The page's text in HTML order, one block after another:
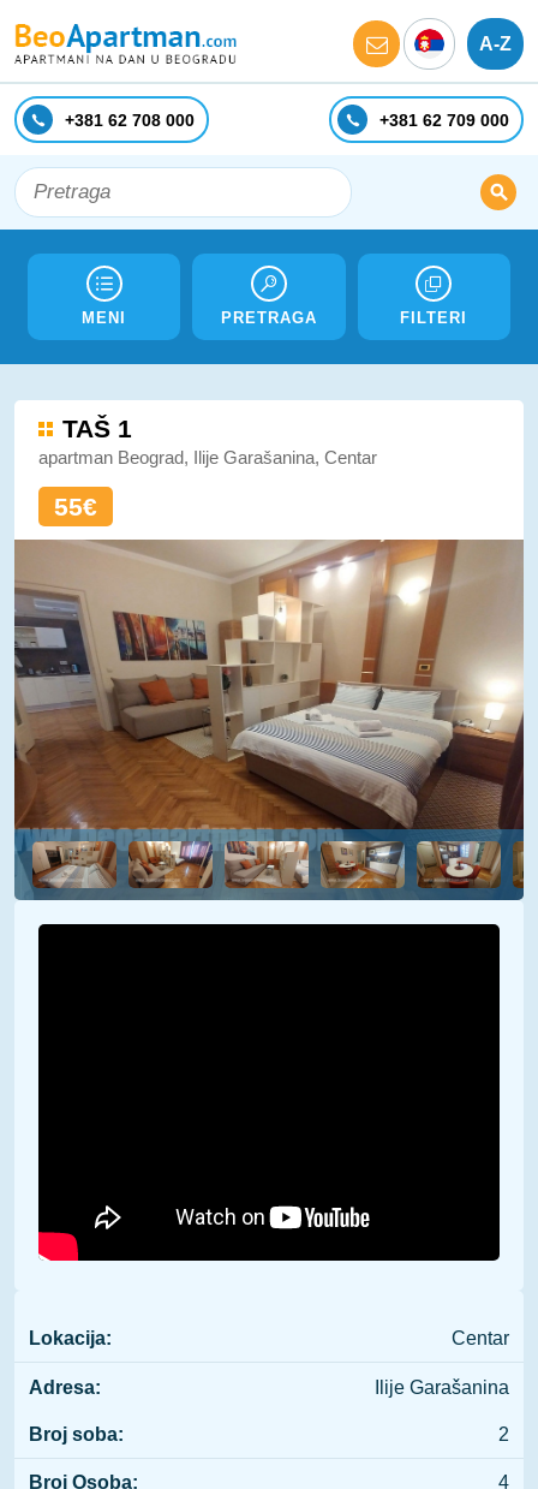
A-Z
+381 62 708 000 +381 62 709 000
MENI PRETRAGA FILTERI
TAŠ 1
apartman Beograd, Ilije Garašanina, Centar
55€
Lokacija: Centar
Adresa: Ilije Garašanina
Broj soba: 2
Broj Osoba: 4